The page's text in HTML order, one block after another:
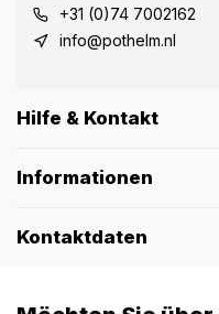
+31 (0)74 7002162
info@pothelm.nl
Hilfe & Kontakt
Informationen
Kontaktdaten